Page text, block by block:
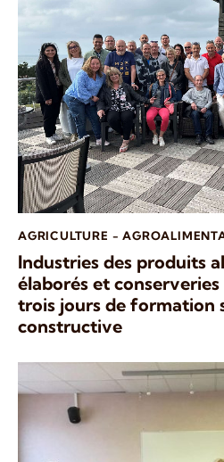
AGRICULTURE -
Industries des produits
élaborés et
trois jours de formation
constructive